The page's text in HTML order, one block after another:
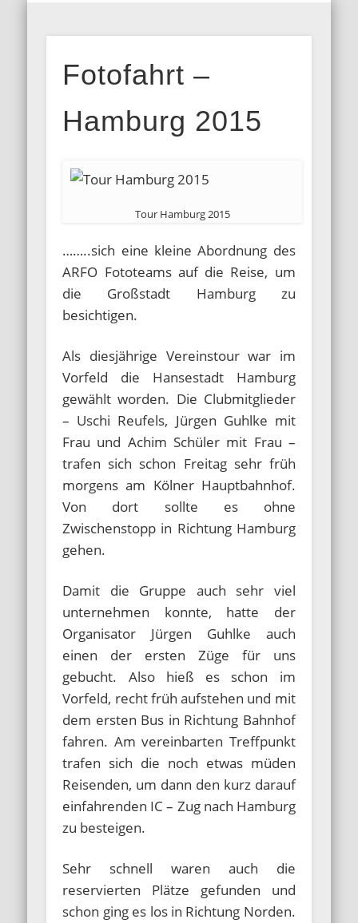
ARFO-
Fotoclub in
Köln
Fotofahrt –
Hamburg 2015
Tour Hamburg 2015
……..sich eine kleine Abordnung des
ARFO Fototeams auf die Reise, um
die Großstadt Hamburg zu
besichtigen.
Als diesjährige Vereinstour war im
Vorfeld die Hansestadt Hamburg
gewählt worden. Die Clubmitglieder
– Uschi Reufels, Jürgen Guhlke mit
Frau und Achim Schüler mit Frau –
trafen sich schon Freitag sehr früh
morgens am Kölner Hauptbahnhof.
Von dort sollte es ohne
Zwischenstopp in Richtung Hamburg
gehen.
Damit die Gruppe auch sehr viel
unternehmen konnte, hatte der
Organisator Jürgen Guhlke auch
einen der ersten Züge für uns
gebucht. Also hieß es schon im
Vorfeld, recht früh aufstehen und mit
dem ersten Bus in Richtung Bahnhof
fahren. Am vereinbarten Treffpunkt
trafen sich die noch etwas müden
Reisenden, um dann den kurz darauf
einfahrenden IC – Zug nach Hamburg
zu besteigen.
Sehr schnell waren auch die
reservierten Plätze gefunden und
schon ging es los in Richtung Norden.